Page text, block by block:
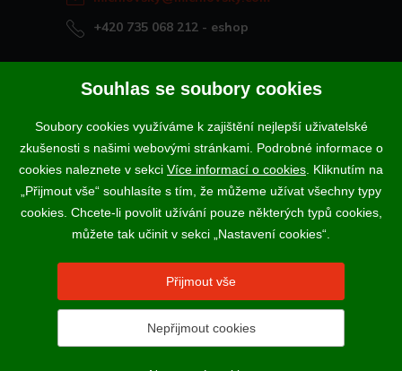
+420 735 068 212 - eshop
Naše vína offline
Vinotéka Rakvice
>
Vinotéky a degustační centra
>
Podle zákona o evidenci tržeb je prodávající povinen vystavit
kupujícímu účtenku. Zároveň je povinen zaevidovat přijatou tržbu u
správce daně online; v případě technického výpadku pak nejpozději do
Vína a sekty prodáváme výhradně osobám starším 18-ti let.
2017 - 2026 © VINSELEKT MICHLOVSKÝ a.s. |
Souhlas se soubory cookies
Soubory cookies využíváme k zajištění nejlepší uživatelské
zkušenosti s našimi webovými stránkami. Podrobné informace o
cookies naleznete v sekci Více informací o cookies . Kliknutím na
„Přijmout vše“ souhlasíte s tím, že můžeme užívat všechny typy
cookies. Chcete-li povolit užívání pouze některých typů cookies,
můžete tak učinit v sekci „Nastavení cookies“.
Přijmout vše
Nepřijmout cookies